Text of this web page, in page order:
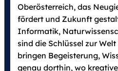
Oberösterreich, das
fördert und Zukunft
Informatik,
sind die Schlüssel zur
bringen Begeisterung,
genau dorthin, wo